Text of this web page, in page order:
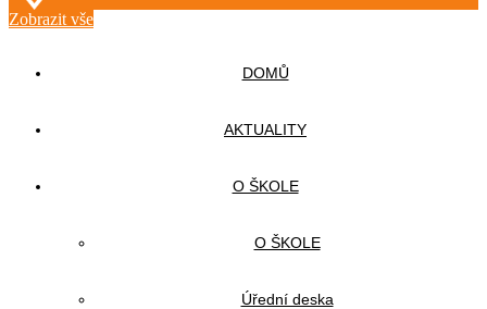
Zobrazit vše
DOMŮ
AKTUALITY
O ŠKOLE
O ŠKOLE
Úřední deska